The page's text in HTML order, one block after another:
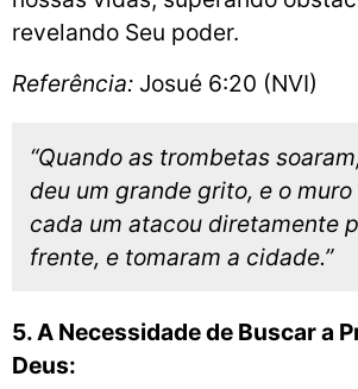
revelando Seu poder.
Referência: Josué 6:20 (NVI)
“Quando as trombetas
deu um grande grito, e o
cada um atacou diretamente
frente, e tomaram a cidade.”
5. A Necessidade de Buscar a
Deus: